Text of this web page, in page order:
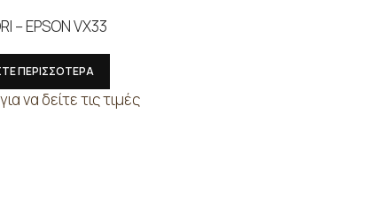
– EPSON VX33
ΠΕΡΙΣΣΟΤΕΡΑ
να δείτε τις τιμές